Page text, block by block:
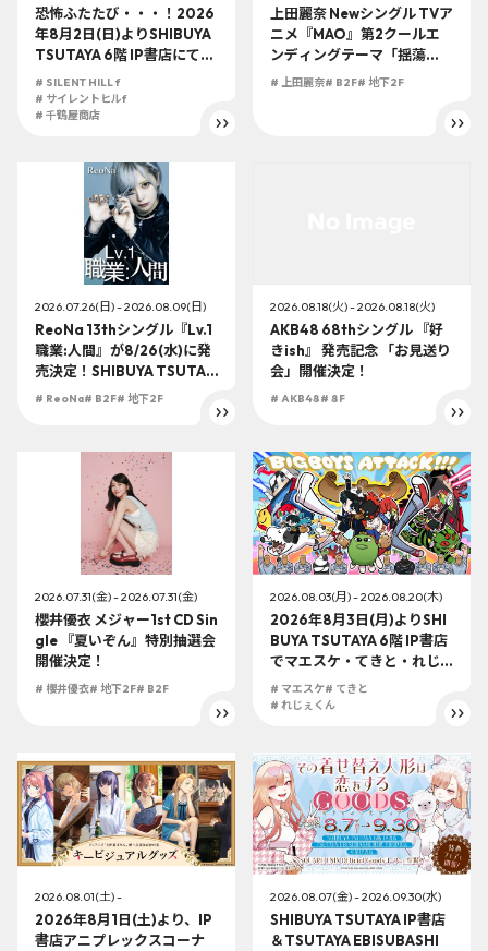
恐怖ふたたび・・・！2026
年8月2日(日)よりSHIBUYA
TSUTAYA 6階 IP書店にて、
『SILENT HILL f』千鶴屋商
店夏祭りin SHIBUYA TSUT
AYAが開催決定。この夏は渋
# SILENT HILL f
# サイレントヒルf
# 千鶴屋商店
上田麗奈 Newシングル TVア
ニメ『MAO』第2クールエ
ンディングテーマ「揺蕩
う」が9/30(水)に発売決
# 上田麗奈# B2F# 地下2F
2026.07.26(日) - 2026.08.09(日)
ReoNa 13thシングル『Lv.1
職業:人間』が8/26(水)に発
売決定！SHIBUYA TSUTAY
A地下2F店頭受取での予約購
# ReoNa# B2F# 地下2F
2026.08.18(火) - 2026.08.18(火)
AKB48 68thシングル 『好
きish』 発売記念 「お見送り
会」開催決定！
# AKB48# 8F
2026.07.31(金) - 2026.07.31(金)
櫻井優衣 メジャー1st CD Sin
gle 『夏いぞん』特別抽選会
開催決定！
# 櫻井優衣# 地下2F# B2F
2026.08.03(月) - 2026.08.20(木)
2026年8月3日(月)よりSHI
BUYA TSUTAYA 6階 IP書店
でマエスケ・てきと・れじ
ぇくんコラボ企画『BIGBOY
S ATTACK!!!』POP UP SH
# マエスケ# てきと
# れじぇくん
2026.08.01(土) -
2026年8月1日(土)より、IP
書店アニプレックスコーナ
2026.08.07(金) - 2026.09.30(水)
SHIBUYA TSUTAYA IP書店
＆TSUTAYA EBISUBASHI